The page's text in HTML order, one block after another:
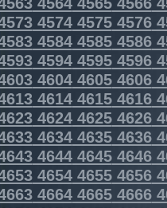
457445754576
458445854586
459445954596
460446054606
461446154616
462446254626
463446354636
464446454646
465446554656
466446654666